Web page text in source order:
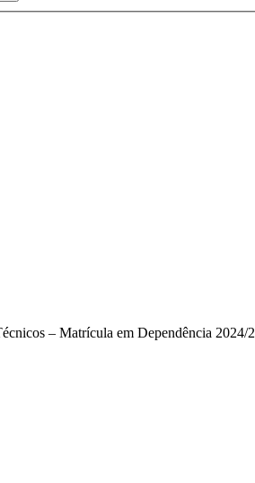
– Matrícula em Dependência 2024/2